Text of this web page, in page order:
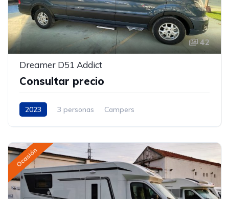
42
Dreamer D51 Addict
Consultar precio
2023 3 personas Campers
Ocasión